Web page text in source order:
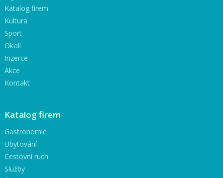
Katalog firem
Kultura
Sport
Okolí
Inzerce
Akce
Kontakt
Katalog firem
Gastronomie
Ubytování
Cestovní ruch
Služby